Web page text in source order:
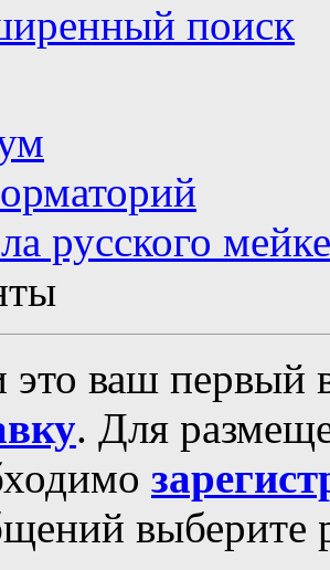
поиск
русского
это ваш первый
. Для
выберите